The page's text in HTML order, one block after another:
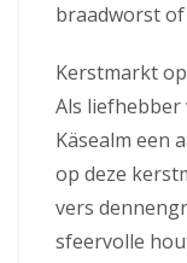
braadworst of
Kerstmarkt
Als liefhebber
Käsealm een
op deze
vers
sfeervolle